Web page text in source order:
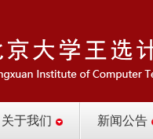
关于我们 新闻公告